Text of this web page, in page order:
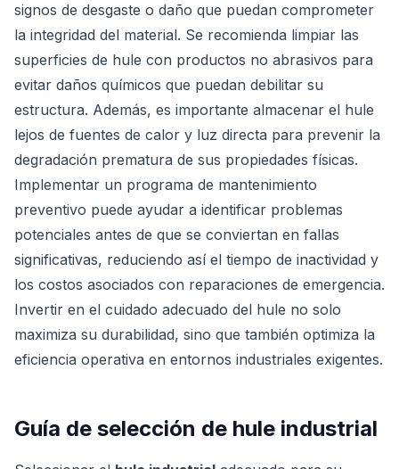
signos de desgaste o daño que puedan comprometer
la integridad del material. Se recomienda limpiar las
superficies de hule con productos no abrasivos para
evitar daños químicos que puedan debilitar su
estructura. Además, es importante almacenar el hule
lejos de fuentes de calor y luz directa para prevenir la
degradación prematura de sus propiedades físicas.
Implementar un programa de mantenimiento
preventivo puede ayudar a identificar problemas
potenciales antes de que se conviertan en fallas
significativas, reduciendo así el tiempo de inactividad y
los costos asociados con reparaciones de emergencia.
Invertir en el cuidado adecuado del hule no solo
maximiza su durabilidad, sino que también optimiza la
eficiencia operativa en entornos industriales exigentes.
Guía de selección de hule industrial